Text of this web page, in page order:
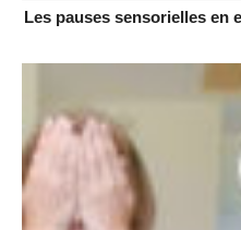
Les pauses sensorielles en